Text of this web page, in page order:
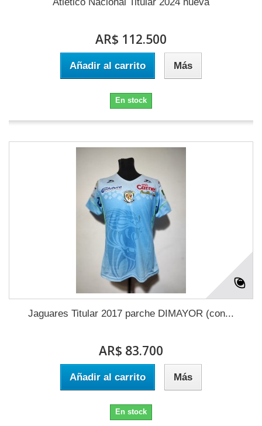
AR$ 112.500
Añadir al carrito Más
En stock
Jaguares Titular 2017 parche DIMAYOR (con...
AR$ 83.700
Añadir al carrito Más
En stock